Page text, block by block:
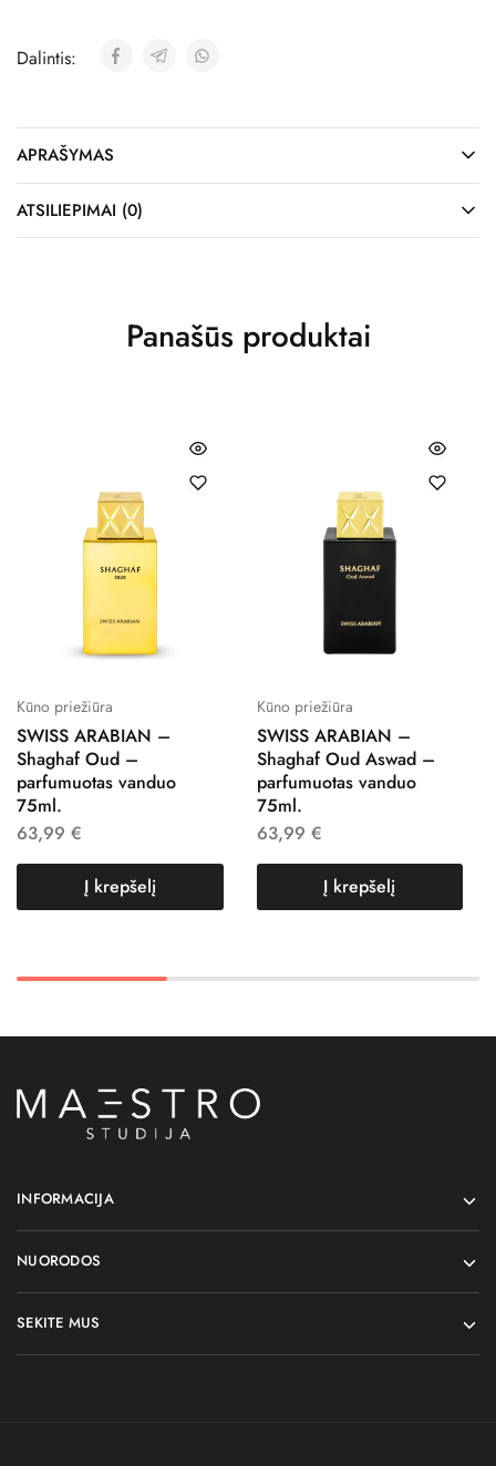
Dalintis:
APRAŠYMAS
ATSILIEPIMAI (0)
Panašūs produktai
Kūno priežiūra
SWISS ARABIAN –
Shaghaf Oud –
parfumuotas vanduo
75ml.
63,99 €
Į krepšelį
Kūno priežiūra
SWISS ARABIAN –
Shaghaf Oud Aswad –
parfumuotas vanduo
75ml.
63,99 €
Į krepšelį
INFORMACIJA
NUORODOS
SEKITE MUS